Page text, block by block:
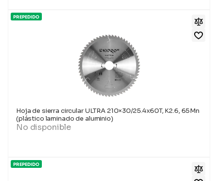
PREPEDIDO
Hoja de sierra circular ULTRA 210×30/25.4x60T, K2.6, 65Mn
(plástico laminado de aluminio)
No disponible
PREPEDIDO